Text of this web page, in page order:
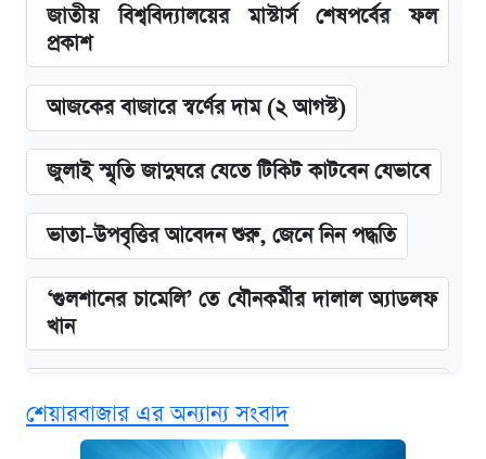
জাতীয় বিশ্ববিদ্যালয়ের মাস্টার্স শেষপর্বের ফল
প্রকাশ
আজকের বাজারে স্বর্ণের দাম (২ আগস্ট)
জুলাই স্মৃতি জাদুঘরে যেতে টিকিট কাটবেন যেভাবে
ভাতা-উপবৃত্তির আবেদন শুরু, জেনে নিন পদ্ধতি
‘গুলশানের চামেলি’ তে যৌনকর্মীর দালাল অ্যাডলফ
খান
দাম ও ফিচার
শেয়ারবাজার এর অন্যান্য সংবাদ